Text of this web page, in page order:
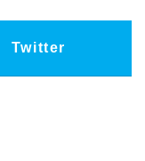
Twitter